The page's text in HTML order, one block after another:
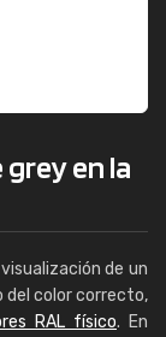
grey en la
de un
del color correcto,
RAL físico. En